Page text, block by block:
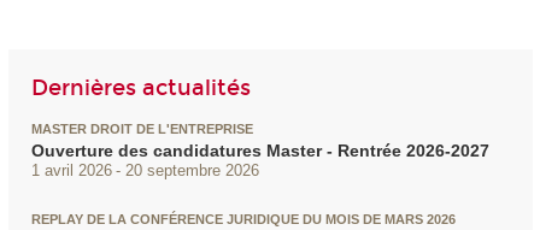
Dernières actualités
MASTER DROIT DE L'ENTREPRISE
Ouverture des candidatures Master - Rentrée 2026-2027
1 avril 2026 20 septembre 2026
REPLAY DE LA CONFÉRENCE JURIDIQUE DU MOIS DE MARS 2026